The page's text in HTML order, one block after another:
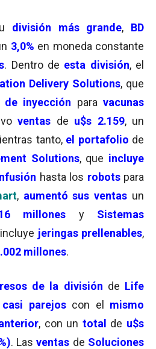
división más grande, BD
3,0% en moneda constante
. Dentro de esta división, el
Delivery Solutions, que
de inyección paravacunas
ventas de u$s 2.159, un
tanto, el portafolio de
Solutions, que incluye
hasta los robots para
, aumentó sus ventas un
millones y Sistemas
jeringas prellenables,
millones.
de la división de Life
casi parejoscon el mismo
, con un total de u$s
. Lasventas de Soluciones